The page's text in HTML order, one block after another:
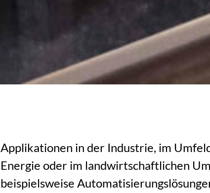
Applikationen in der Industrie, im
Energie oder im landwirtschaftlichen
beispielsweise